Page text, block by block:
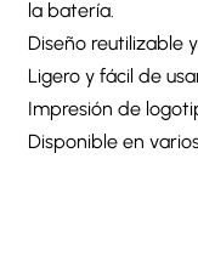
la batería.
Diseño reutilizable
Ligero y fácil de
Impresión de
Disponible en